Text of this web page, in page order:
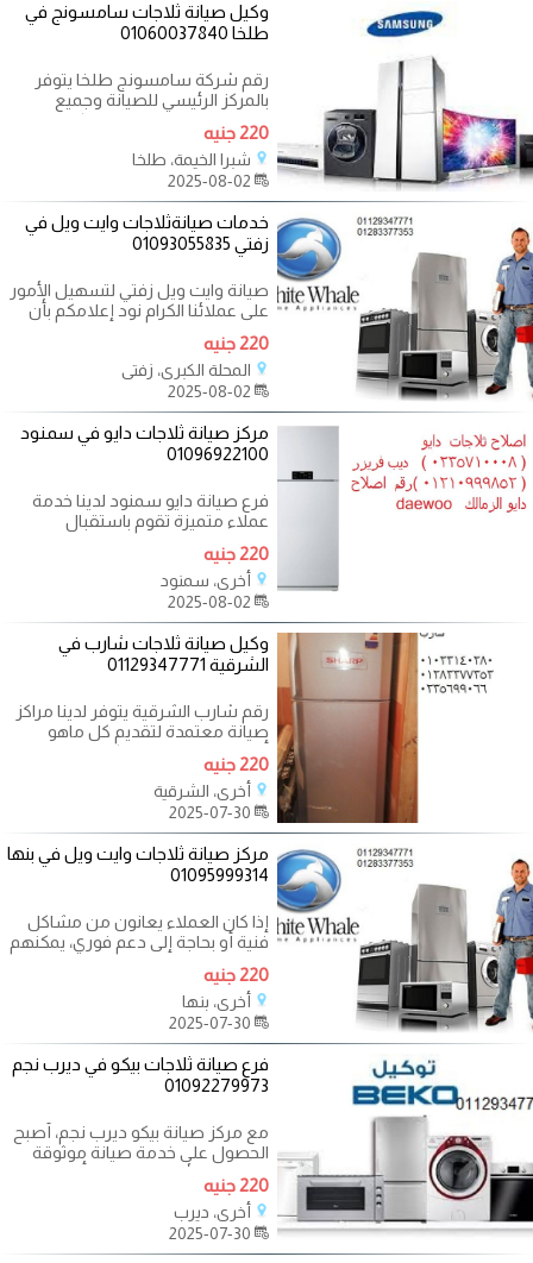
وكيل صيانة ثلاجات سامسونج في
طلخا 01060037840
رقم شركة سامسونج طلخا يتوفر
بالمركز الرئيسي للصيانة وجميع
الفروع التابعه له مجموعه كبيره من
فرق
220 جنيه
شبرا الخيمة، طلخا
خدمات صيانةثلاجات وايت ويل في
زفتي 01093055835
صيانة وايت ويل زفتي لتسهيل الأمور
على عملائنا الكرام نود إعلامكم بأن
صيانة وايت ويل في زفتي مستعدة
220 جنيه
المحلة الكبرى، زفتي
مركز صيانة ثلاجات دايو في سمنود
01096922100
فرع صيانة دايو سمنود لدينا خدمة
عملاء متميزة تقوم باستقبال
اتصالات العملاء وطلبات الصيانة
220 جنيه
أخرى، سمنود
وكيل صيانة ثلاجات شارب في
الشرقية 01129347771
رقم شارب الشرقية يتوفر لدينا مراكز
صيانة معتمدة لتقديم كل ماهو
أفضل من خدمات متكاملة واعمال
صيانة
220 جنيه
أخرى، الشرقية
مركز صيانة ثلاجات وايت ويل في بنها
01095999314
إذا كان العملاء يعانون من مشاكل
فنية أو بحاجة إلى دعم فوري، يمكنهم
الاتصال بالخط الساخن الرسمي
220 جنيه
أخرى، بنها
فرع صيانة ثلاجات بيكو في ديرب نجم
01092279973
مع مركز صيانة بيكو ديرب نجم، أصبح
الحصول على خدمة صيانة موثوقة
وسريعة للأجهزة المنزلية أسهل من
أي
220 جنيه
أخرى، ديرب